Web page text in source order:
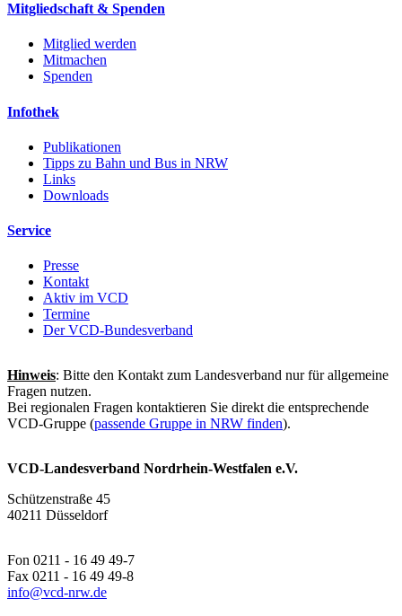
Mitgliedschaft & Spenden
Mitglied werden
Mitmachen
Spenden
Infothek
Publikationen
Tipps zu Bahn und Bus in NRW
Links
Downloads
Service
Presse
Kontakt
Aktiv im VCD
Termine
Der VCD-Bundesverband
Hinweis: Bitte den Kontakt zum Landesverband nur für allgemeine
Fragen nutzen.
Bei regionalen Fragen kontaktieren Sie direkt die entsprechende
VCD-Gruppe (passende Gruppe in NRW finden).
VCD-Landesverband Nordrhein-Westfalen e.V.
Schützenstraße 45
40211 Düsseldorf
Fon 0211 - 16 49 49-7
Fax 0211 - 16 49 49-8
info@vcd-nrw.de